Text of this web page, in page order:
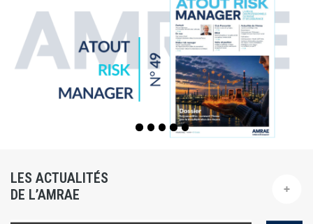
LES ACTUALITÉS
DE L’AMRAE